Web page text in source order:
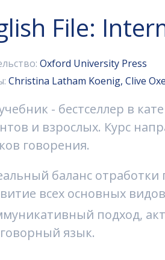
File:
Oxford University Press
Christina Latham Koenig, Clive
- бестселлер в
и взрослых. Курс
говорения.
баланс
всех основных
подход,
язык.